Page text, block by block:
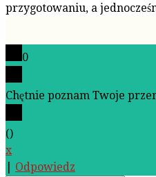
przygotowaniu, a
0
Chętnie poznam Twoje
()
x
Odpowiedz